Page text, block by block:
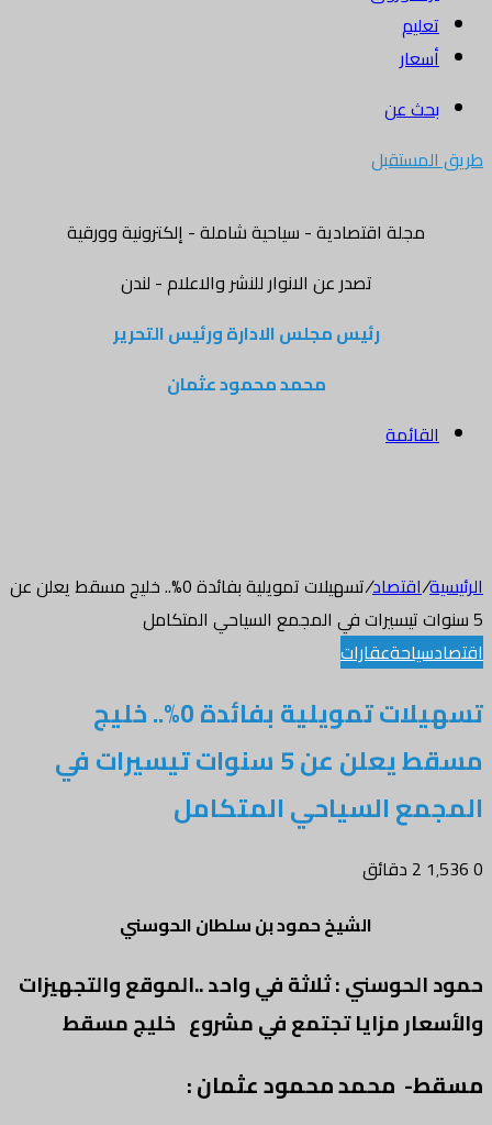
تعليم
أسعار
بحث عن
طريق المستقبل
مجلة اقتصادية - سياحية شاملة - إلكترونية وورقية
تصدر عن الانوار للنشر والاعلام - لندن
رئيس مجلس الادارة ورئيس التحرير
محمد محمود عثمان
القائمة
الرئيسية/اقتصاد/
تسهيلات تمويلية بفائدة 0%.. خليج مسقط يعلن عن
5 سنوات تيسيرات في المجمع السياحي المتكامل
اقتصادسياحةعقارات
تسهيلات تمويلية بفائدة 0%.. خليج
مسقط يعلن عن 5 سنوات تيسيرات في
المجمع السياحي المتكامل
0
2 دقائق
الشيخ حمود بن سلطان الحوسني
حمود الحوسني :ثلاثة في واحد ..الموقع والتجهيزات
والأسعار مزايا تجتمع في مشروع خليج مسقط
مسقط- محمد محمود عثمان :